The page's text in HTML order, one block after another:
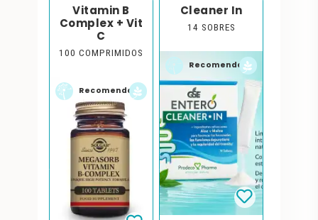
Vitamin B
Complex + Vit
C
100 COMPRIMIDOS
Recomendado
Cleaner In
14 SOBRES
Recomendado